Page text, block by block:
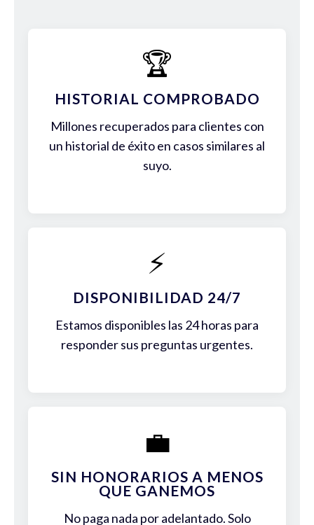
🏆
HISTORIAL COMPROBADO
Millones recuperados para clientes con
un historial de éxito en casos similares al
suyo.
⚡
DISPONIBILIDAD 24/7
Estamos disponibles las 24 horas para
responder sus preguntas urgentes.
💼
SIN HONORARIOS A MENOS
QUE GANEMOS
No paga nada por adelantado. Solo